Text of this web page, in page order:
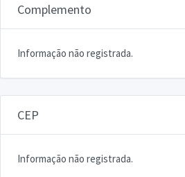
Complemento
Informação não registrada.
CEP
Informação não registrada.